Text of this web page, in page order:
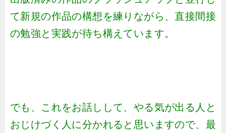
て新規の作品の構想を練りながら、直接間接
の勉強と実践が待ち構えています。
でも、これをお話しして、やる気が出る人と
おじけづく人に分かれると思いますので、最